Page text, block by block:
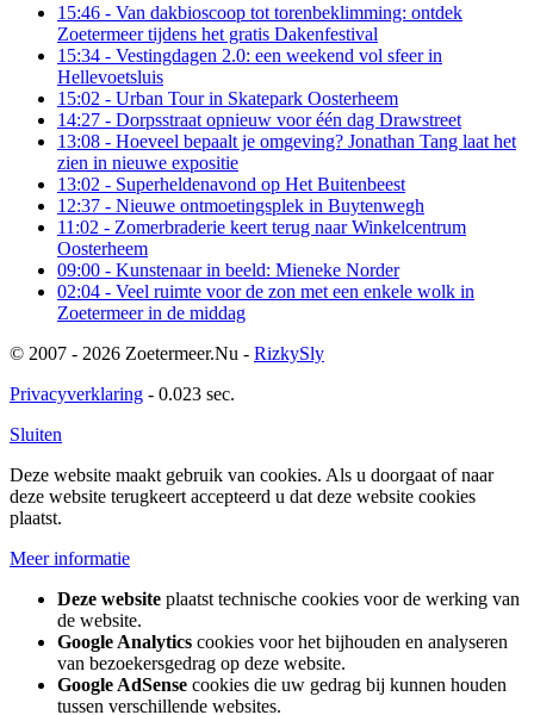
15:46 - Van dakbioscoop tot torenbeklimming: ontdek
Zoetermeer tijdens het gratis Dakenfestival
15:34 - Vestingdagen 2.0: een weekend vol sfeer in
Hellevoetsluis
15:02 - Urban Tour in Skatepark Oosterheem
14:27 - Dorpsstraat opnieuw voor één dag Drawstreet
13:08 - Hoeveel bepaalt je omgeving? Jonathan Tang laat het
zien in nieuwe expositie
13:02 - Superheldenavond op Het Buitenbeest
12:37 - Nieuwe ontmoetingsplek in Buytenwegh
11:02 - Zomerbraderie keert terug naar Winkelcentrum
Oosterheem
09:00 - Kunstenaar in beeld: Mieneke Norder
02:04 - Veel ruimte voor de zon met een enkele wolk in
Zoetermeer in de middag
© 2007 - 2026 Zoetermeer.Nu - RizkySly
Privacyverklaring - 0.023 sec.
Sluiten
Deze website maakt gebruik van cookies. Als u doorgaat of naar
deze website terugkeert accepteerd u dat deze website cookies
plaatst.
Meer informatie
Deze website plaatst technische cookies voor de werking van
de website.
Google Analytics cookies voor het bijhouden en analyseren
van bezoekersgedrag op deze website.
Google AdSense cookies die uw gedrag bij kunnen houden
tussen verschillende websites.